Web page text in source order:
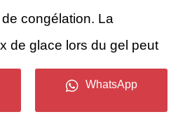
congélation. La
de glace lors du gel peut
protectrice
forçant les
WhatsApp